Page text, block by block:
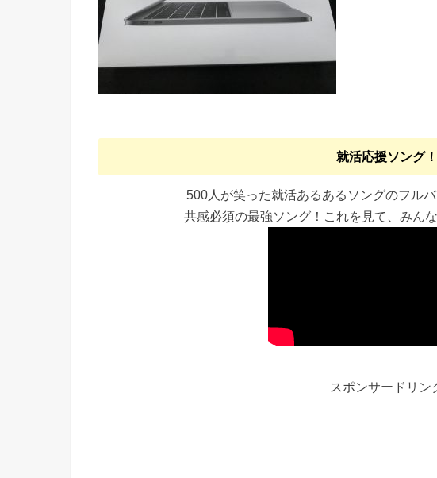
就活応援ソング！
500人が笑った就活あるあるソングのフル
共感必須の最強ソング！これを見て、みん
スポンサードリン